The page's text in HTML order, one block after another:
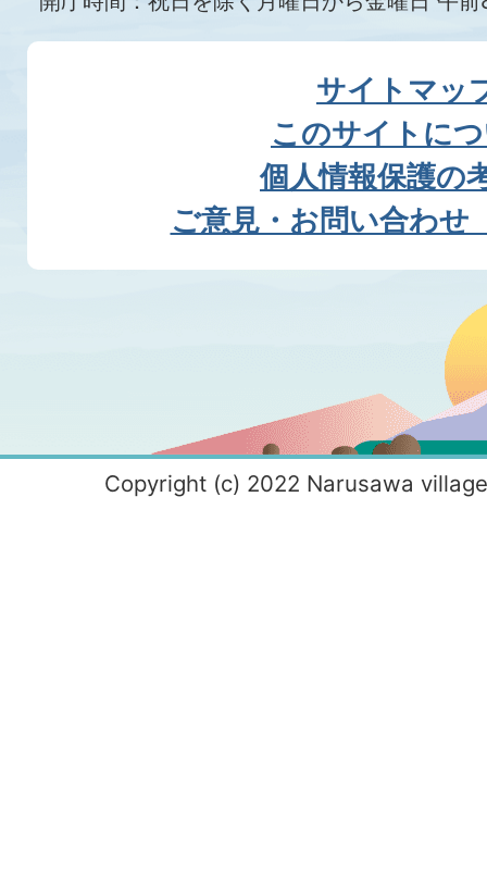
サイトマッ
このサイトに
個人情報保護の
ご意見・お問い合わせ
Copyright (c) 2022 Narusawa